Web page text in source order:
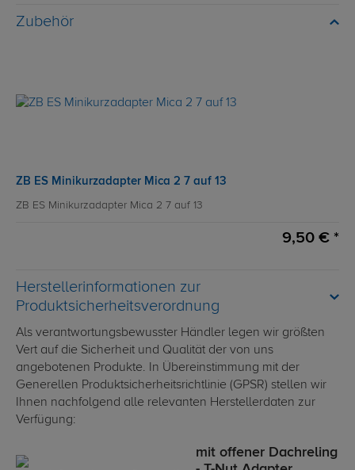
Zubehör
ZB ES Minikurzadapter Mica 2 7 auf 13
ZB ES Minikurzadapter Mica 2 7 auf 13
9,50 € *
Herstellerinformationen zur
Produktsicherheitsverordnung
Als verantwortungsbewusster Händler legen wir größten
Vert auf die Sicherheit und Qualität der von uns
angebotenen Produkte. In Übereinstimmung mit der
Generellen Produktsicherheitsrichtlinie (GPSR) stellen wir
Ihnen nachfolgend alle relevanten Herstellerdaten zur
Verfügung:
mit offener Dachreling